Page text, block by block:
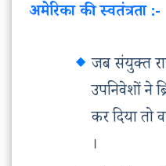
अमेरिका की स्वतंत्रता :-
जब संयुक्त
उपनिवेशों ने
कर दिया तो
।